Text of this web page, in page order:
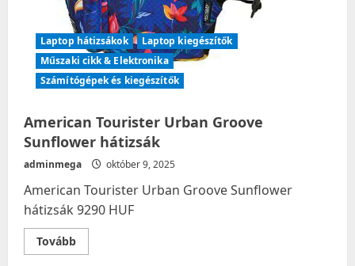
Laptop hátizsákok
Laptop kiegészítők
Műszaki cikk & Elektronika
Számítógépek és kiegészítők
American Tourister Urban Groove
Sunflower hátizsák
adminmega október 9, 2025
American Tourister Urban Groove Sunflower
hátizsák 9290 HUF
TovábbRead
more